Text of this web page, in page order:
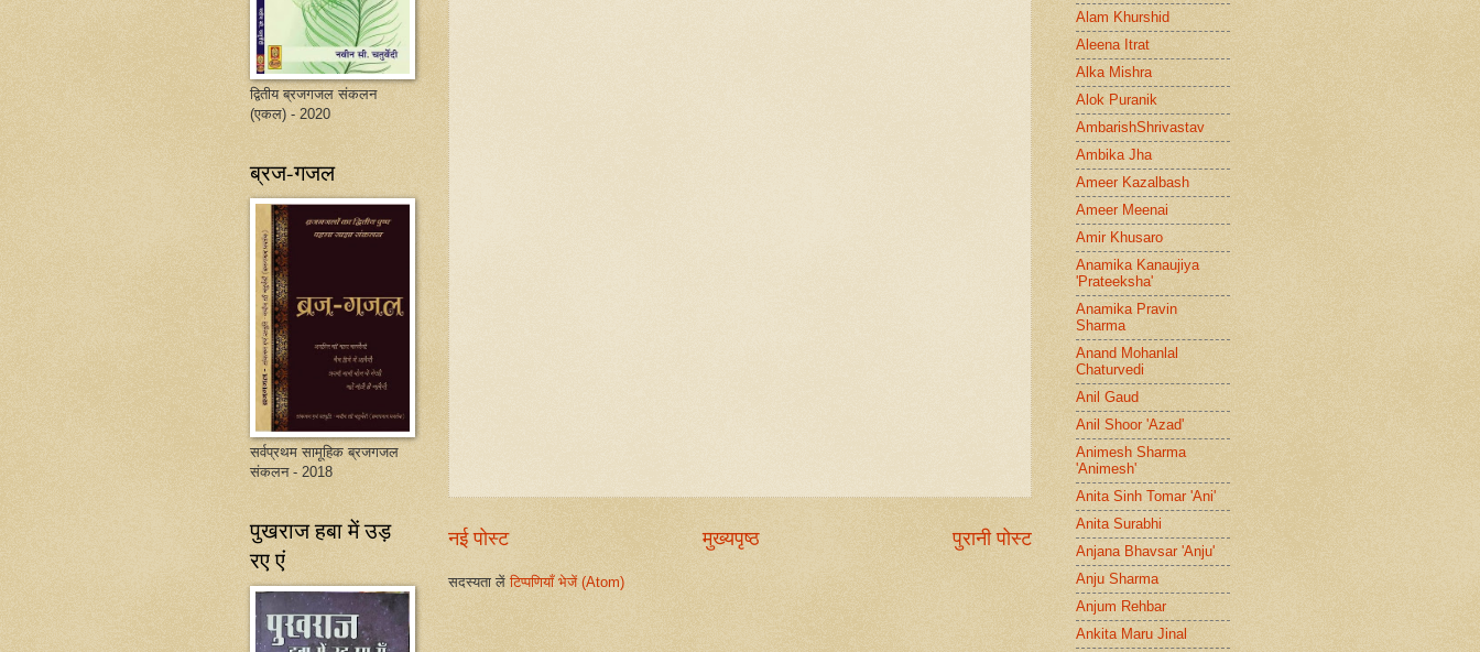
नई पोस्ट पुरानी पोस्ट
मुख्यपृष्ठ
सदस्यता लेंटिप्पणियाँ भेजें (Atom)
द्वितीय ब्रजगजल संकलन
(एकल) - 2020
ब्रज-गजल
सर्वप्रथम सामूहिक ब्रजगजल
संकलन - 2018
पुखराज हबा में उड़
रए एं
Alam Khurshid
Aleena Itrat
Alka Mishra
Alok Puranik
AmbarishShrivastav
Ambika Jha
Ameer Kazalbash
Ameer Meenai
Amir Khusaro
Anamika Kanaujiya
'Prateeksha'
Anamika Pravin
Sharma
Anand Mohanlal
Chaturvedi
Anil Gaud
Anil Shoor 'Azad'
Animesh Sharma
'Animesh'
Anita Sinh Tomar 'Ani'
Anita Surabhi
Anjana Bhavsar 'Anju'
Anju Sharma
Anjum Rehbar
Ankita Maru Jinal